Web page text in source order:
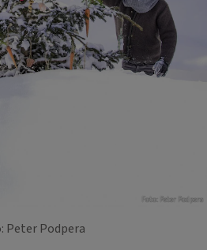
Foto: Peter Podpera
Peter Podpera